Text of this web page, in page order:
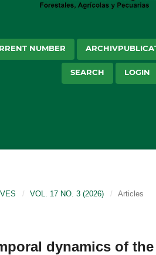
NUMBER
SEARCH LOGIN
/ VOL. 17 NO. 3 (2026) / Articles
dynamics of